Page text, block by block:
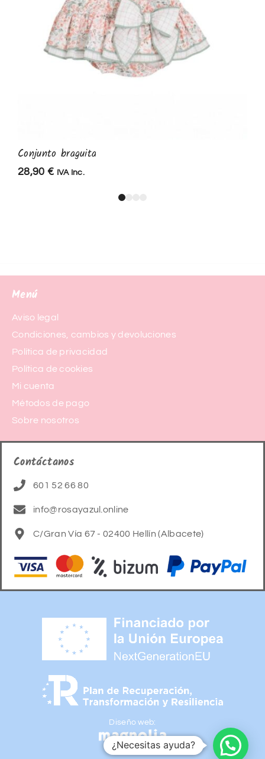
Conjunto braguita
28,90 € IVA Inc.
Menú
Aviso legal
Condiciones, cambios y devoluciones
Política de privacidad
Política de cookies
Mi cuenta
Métodos de pago
Sobre nosotros
Contáctanos
601 52 66 80
info@rosayazul.online
C/Gran Vía 67 - 02400 Hellín (Albacete)
Diseño web:
¿Necesitas ayuda?